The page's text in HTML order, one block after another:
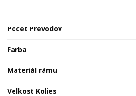
Pocet Prevodov
Farba
Materiál rámu
Velkost Kolies